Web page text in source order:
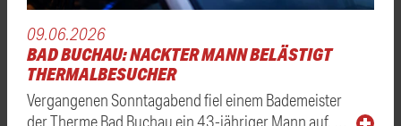
09.06.2026
BAD BUCHAU: NACKTER MANN BELÄSTIGT
THERMALBESUCHER
Vergangenen Sonntagabend fiel einem Bademeister
der Therme Bad Buchau ein 43-jähriger Mann auf. …